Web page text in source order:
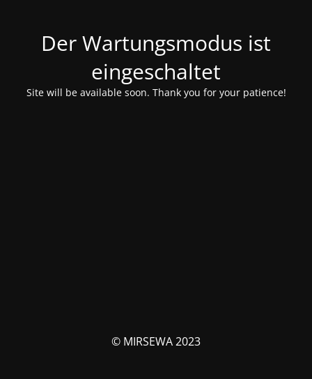
Der Wartungsmodus ist
eingeschaltet
Site will be available soon. Thank you for your patience!
© MIRSEWA 2023